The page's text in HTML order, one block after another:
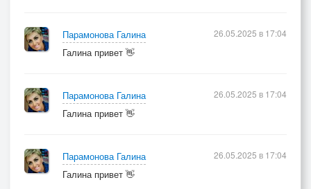
[[Verse 8]
Любовь всегда была свята,
В гармонии двоих начал
Светилось новое созвездье!
В гармонии двоих начал
Парамонова Галина
Галина привет 👋
26.05.2025 в 17:04
Парамонова Галина
Галина привет 👋
26.05.2025 в 17:04
Парамонова Галина
Галина привет 👋
26.05.2025 в 17:04